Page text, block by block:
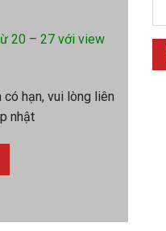
20 – 27 với view
hạn, vui lòng liên
nhật